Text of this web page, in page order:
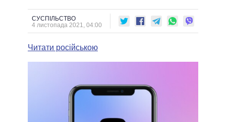
ДАЙДЖЕСТИ
ВЕРХОВНА РАДА
КАБІНЕТ МІНІСТРІВ
МЕРИ МІСТ
ПІДТРИМАТИ
ПОРІВНЯННЯ ПОЛІТИКІВ
СУСПІЛЬСТВО
4 листопада 2021, 04:00
Читати російською